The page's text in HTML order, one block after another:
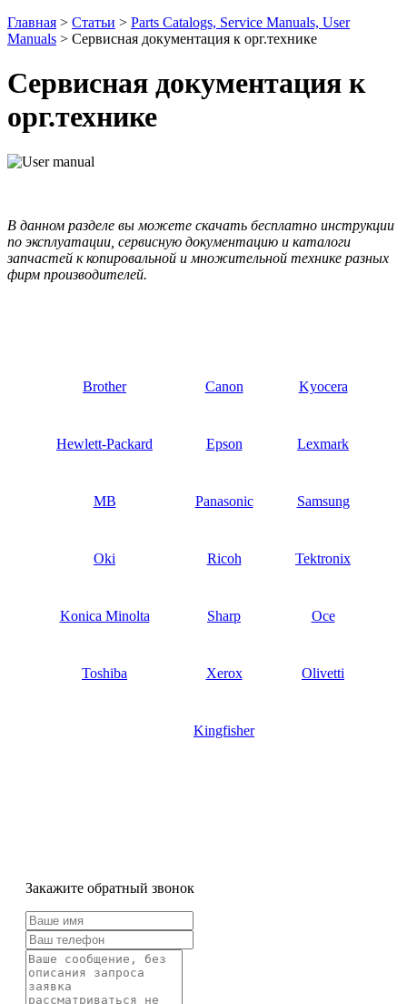
Главная > Статьи > Parts Catalogs, Service Manuals, User
Manuals > Сервисная документация к орг.технике
Сервисная документация к
орг.технике
В данном разделе вы можете скачать бесплатно инструкции
по эксплуатации, сервисную документацию и каталоги
запчастей к копировальной и множительной технике разных
фирм производителей.
Brother Canon Kyocera
Hewlett-Packard Epson Lexmark
MB Panasonic Samsung
Oki Ricoh Tektronix
Konica Minolta Sharp Oce
Toshiba Xerox Olivetti
Kingfisher
Закажите обратный звонок